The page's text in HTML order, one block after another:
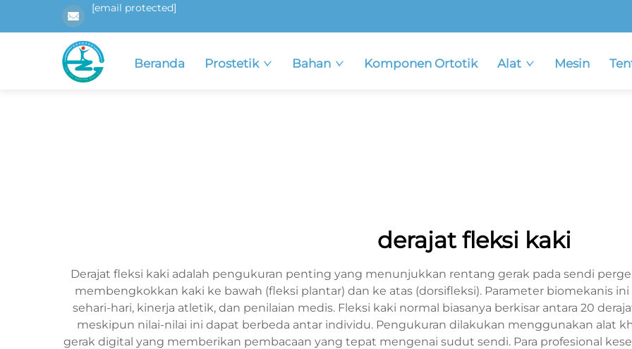
[email protected]
Beranda Prostetik Bahan Komponen Ortotik Alat Mesin
derajat fleksi kaki
Derajat fleksi kaki adalah pengukuran penting yang menunjukkan rentang gerak pada sendi
membengkokkan kaki ke bawah (fleksi plantar) dan ke atas (dorsifleksi). Parameter biomekanis
sehari-hari, kinerja atletik, dan penilaian medis. Fleksi kaki normal biasanya berkisar antara 20
meskipun nilai-nilai ini dapat berbeda antar individu. Pengukuran dilakukan menggunakan alat
gerak digital yang memberikan pembacaan yang tepat mengenai sudut sendi. Para profesional